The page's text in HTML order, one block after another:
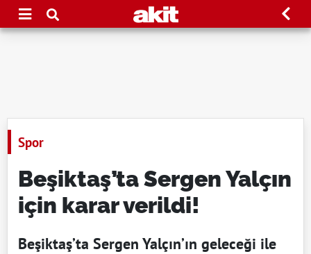
Spor
Beşiktaş’ta Sergen Yalçın
için karar verildi!
Beşiktaş’ta Sergen Yalçın’ın geleceği ile